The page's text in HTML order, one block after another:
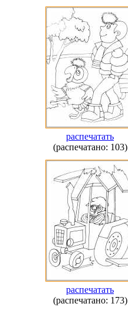
распечатать
(распечатано: 103)
распечатать
(распечатано: 173)